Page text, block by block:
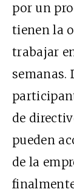
por un
tienen la
trabajar
semanas.
de
pueden
de la